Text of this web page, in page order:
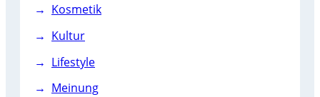
Kosmetik
Kultur
Lifestyle
Meinung